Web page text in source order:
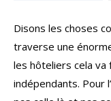
Disons les choses
traverse une
les hôteliers cela
indépendants. Pour